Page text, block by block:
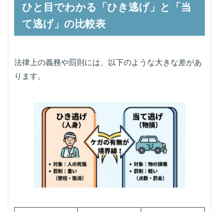
ひと目でわかる「ひき逃げ」と「当
て逃げ」の比較表
法律上の義務や罰則には、以下のような大きな差があ
ります。